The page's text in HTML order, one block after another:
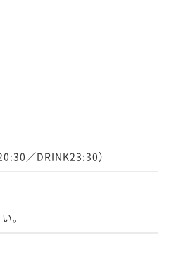
／DRINK23:30）
。